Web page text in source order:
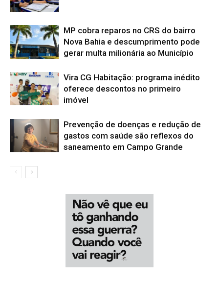
MP cobra reparos no CRS do bairro
Nova Bahia e descumprimento pode
gerar multa milionária ao Município
Vira CG Habitação: programa inédito
oferece descontos no primeiro
imóvel
Prevenção de doenças e redução de
gastos com saúde são reflexos do
saneamento em Campo Grande